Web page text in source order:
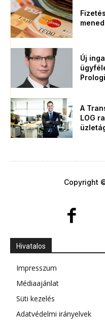
Új
A
LOG
Copyright
Hivatalos
Impresszum
Médiaajánlat
Süti kezelés
Adatvédelmi irányelvek